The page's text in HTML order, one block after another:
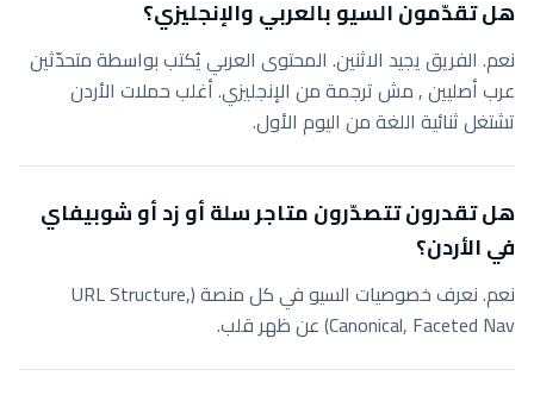
هل تقدّمون السيو بالعربي والإنجليزي؟
نعم. الفريق يجيد الاثنين. المحتوى العربي يُكتب بواسطة متحدّثين
عرب أصليين , مش ترجمة من الإنجليزي. أغلب حملات الأردن
تشتغل ثنائية اللغة من اليوم الأول.
هل تقدرون تتصدّرون متاجر سلة أو زد أو شوبيفاي
في الأردن؟
نعم. نعرف خصوصيات السيو في كل منصة (URL Structure,
Canonical, Faceted Nav) عن ظهر قلب.